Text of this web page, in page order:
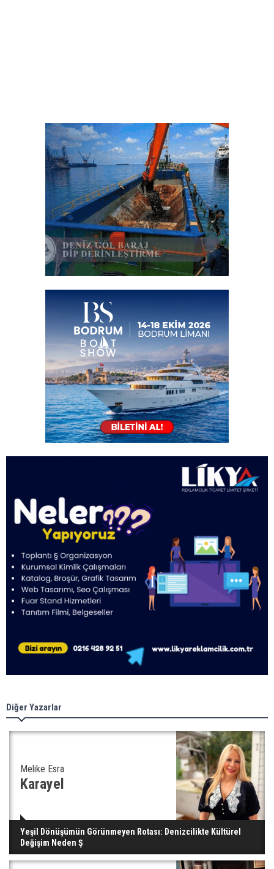
Diğer Yazarlar
Melike Esra
Karayel
Yeşil Dönüşümün Görünmeyen Rotası: Denizcilikte Kültürel
Değişim Neden Ş